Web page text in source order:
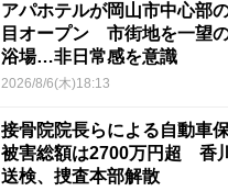
アパホテルが岡山市中心部
目オープン 市街地を一望
浴場…非日常感を意識
2026/8/6(木)18:13
接骨院院長らによる自動車
被害総額は2700万円超 香
送検、捜査本部解散